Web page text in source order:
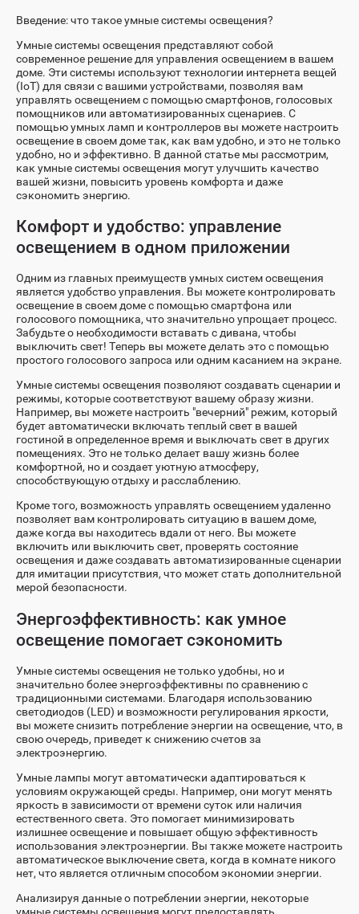
Введение: что такое умные системы освещения?
Умные системы освещения представляют собой
современное решение для управления освещением в вашем
доме. Эти системы используют технологии интернета вещей
(IoT) для связи с вашими устройствами, позволяя вам
управлять освещением с помощью смартфонов, голосовых
помощников или автоматизированных сценариев. С
помощью умных ламп и контроллеров вы можете настроить
освещение в своем доме так, как вам удобно, и это не только
удобно, но и эффективно. В данной статье мы рассмотрим,
как умные системы освещения могут улучшить качество
вашей жизни, повысить уровень комфорта и даже
сэкономить энергию.
Комфорт и удобство: управление
освещением в одном приложении
Одним из главных преимуществ умных систем освещения
является удобство управления. Вы можете контролировать
освещение в своем доме с помощью смартфона или
голосового помощника, что значительно упрощает процесс.
Забудьте о необходимости вставать с дивана, чтобы
выключить свет! Теперь вы можете делать это с помощью
простого голосового запроса или одним касанием на экране.
Умные системы освещения позволяют создавать сценарии и
режимы, которые соответствуют вашему образу жизни.
Например, вы можете настроить "вечерний" режим, который
будет автоматически включать теплый свет в вашей
гостиной в определенное время и выключать свет в других
помещениях. Это не только делает вашу жизнь более
комфортной, но и создает уютную атмосферу,
способствующую отдыху и расслаблению.
Кроме того, возможность управлять освещением удаленно
позволяет вам контролировать ситуацию в вашем доме,
даже когда вы находитесь вдали от него. Вы можете
включить или выключить свет, проверять состояние
освещения и даже создавать автоматизированные сценарии
для имитации присутствия, что может стать дополнительной
мерой безопасности.
Энергоэффективность: как умное
освещение помогает сэкономить
Умные системы освещения не только удобны, но и
значительно более энергоэффективны по сравнению с
традиционными системами. Благодаря использованию
светодиодов (LED) и возможности регулирования яркости,
вы можете снизить потребление энергии на освещение, что, в
свою очередь, приведет к снижению счетов за
электроэнергию.
Умные лампы могут автоматически адаптироваться к
условиям окружающей среды. Например, они могут менять
яркость в зависимости от времени суток или наличия
естественного света. Это помогает минимизировать
излишнее освещение и повышает общую эффективность
использования электроэнергии. Вы также можете настроить
автоматическое выключение света, когда в комнате никого
нет, что является отличным способом экономии энергии.
Анализируя данные о потреблении энергии, некоторые